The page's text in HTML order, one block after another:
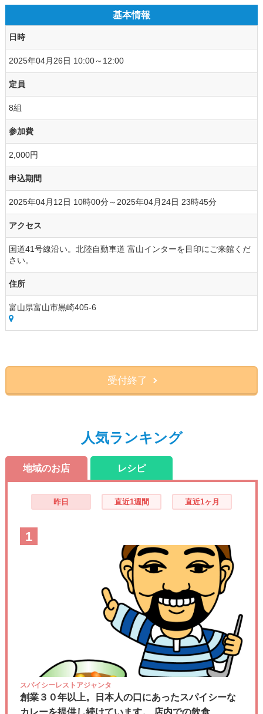
基本情報
日時
2025年04月26日 10:00～12:00
定員
8組
参加費
2,000円
申込期間
2025年04月12日 10時00分～2025年04月24日 23時45分
アクセス
国道41号線沿い。北陸自動車道 富山インターを目印にご来館くだ
さい。
住所
富山県富山市黒崎405-6
受付終了
人気ランキング
地域のお店 レシピ
昨日 直近1週間 直近1ヶ月
1
スパイシーレストアジャンタ
創業３０年以上。日本人の口にあったスパイシーな